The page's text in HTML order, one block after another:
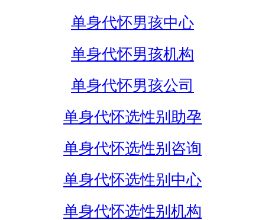
单身代怀男孩中心
单身代怀男孩机构
单身代怀男孩公司
单身代怀选性别助孕
单身代怀选性别咨询
单身代怀选性别中心
单身代怀选性别机构